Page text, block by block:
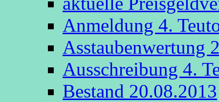
Anmeldung 4.
Asstaubenwertung
Ausschreibung 4.
Bestand 20.08.2013